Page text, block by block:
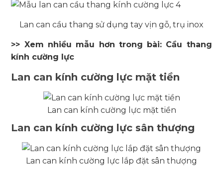
Lan can cầu thang sử dụng tay vịn gỗ, trụ inox
>> Xem nhiều mẫu hơn trong bài: Cầu thang
kính cường lực
Lan can kính cường lực mặt tiền
Lan can kính cường lực mặt tiền
Lan can kính cường lực sân thượng
Lan can kính cường lực lắp đặt sân thượng